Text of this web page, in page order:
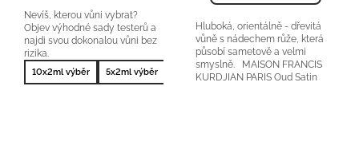
Nevíš, kterou vůni vybrat?
Objev výhodné sady testerů a
najdi svou dokonalou vůni bez
rizika.
10x2ml výběr 5x2ml výběr 10x2ml nejprodávanější 5x2ml
Hluboká, orientálně - dřevitá
vůně s nádechem růže, která
působí sametově a velmi
smyslně. MAISON FRANCIS
KURDJIAN PARIS Oud Satin